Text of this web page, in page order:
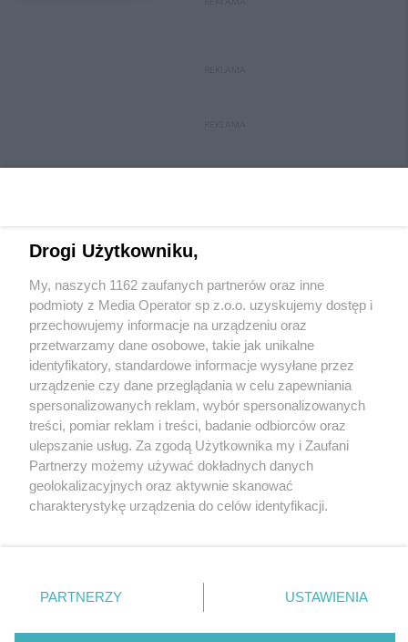
Wydawca mediówlokalnych
Nie zapomnij
zapoznać się z:
polityką prywatności regulamin korzystania z portali
Twojemiasto
Piekary Śląskie
Chorzów
Tarnowskie Góry
Gliwice
Skontakuj sięz nami
Kontakt
Wydawca
Redakcja
Drogi Użytkowniku,
My, naszych 1162 zaufanych partnerów oraz inne
podmioty z Media Operator sp z.o.o. uzyskujemy dostęp i
przechowujemy informacje na urządzeniu oraz
przetwarzamy dane osobowe, takie jak unikalne
identyfikatory, standardowe informacje wysyłane przez
urządzenie czy dane przeglądania w celu zapewniania
spersonalizowanych reklam, wybór spersonalizowanych
treści, pomiar reklam i treści, badanie odbiorców oraz
ulepszanie usług. Za zgodą Użytkownika my i Zaufani
Partnerzy możemy używać dokładnych danych
geolokalizacyjnych oraz aktywnie skanować
charakterystykę urządzenia do celów identyfikacji.
zmienić/wycofać klikając przycisk ustawień prywatności
znajdujący się w lewym dolnym rogu strony
rodzaje przetwarzania danych nie wymagają zgody
PARTNERZY USTAWIENIA